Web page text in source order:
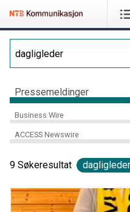
Pressemeldinger
Business Wire
ACCESS Newswire
9 Søkeresultat dagligleder